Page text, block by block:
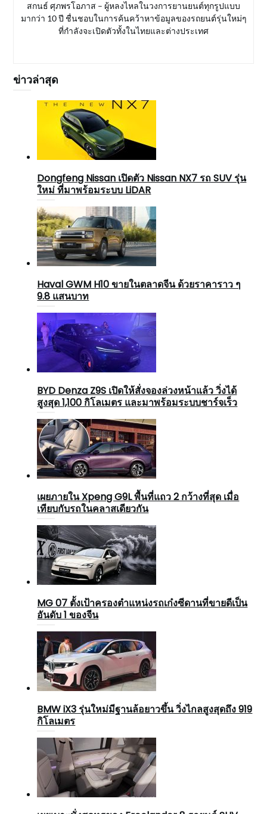
สกนธ์ ศุภพรโอภาส – ผู้หลงไหลในวงการยานยนต์ทุกรูปแบบ
มากว่า 10 ปี ชื่นชอบในการค้นคว้าหาข้อมูลของรถยนต์รุ่นใหม่ๆ
ที่กำลังจะเปิดตัวทั้งในไทยและต่างประเทศ
ข่าวล่าสุด
Dongfeng Nissan เปิดตัว Nissan NX7 รถ SUV รุ่น
ใหม่ ที่มาพร้อมระบบ LiDAR
Haval GWM H10 ขายในตลาดจีน ด้วยราคาราว ๆ
9.8 แสนบาท
BYD Denza Z9S เปิดให้สั่งจองล่วงหน้าแล้ว วิ่งได้
สูงสุด 1,100 กิโลเมตร และมาพร้อมระบบชาร์จเร็ว
เผยภายใน Xpeng G9L พื้นที่แถว 2 กว้างที่สุด เมื่อ
เทียบกับรถในคลาสเดียวกัน
MG 07 ตั้งเป้าครองตำแหน่งรถเก๋งซีดานที่ขายดีเป็น
อันดับ 1 ของจีน
BMW iX3 รุ่นใหม่มีฐานล้อยาวขึ้น วิ่งไกลสูงสุดถึง 919
กิโลเมตร